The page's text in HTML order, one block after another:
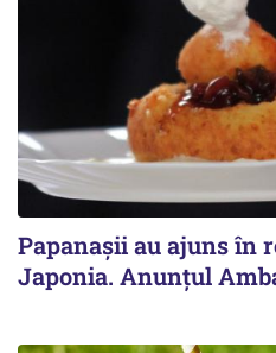
Papanașii au ajuns în
Japonia. Anunțul